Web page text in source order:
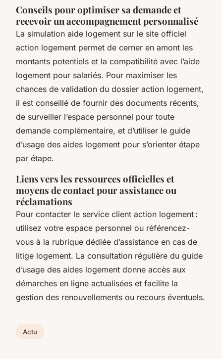
Conseils pour optimiser sa demande et
recevoir un accompagnement personnalisé
La simulation aide logement sur le site officiel
action logement permet de cerner en amont les
montants potentiels et la compatibilité avec l’aide
logement pour salariés. Pour maximiser les
chances de validation du dossier action logement,
il est conseillé de fournir des documents récents,
de surveiller l’espace personnel pour toute
demande complémentaire, et d’utiliser le guide
d’usage des aides logement pour s’orienter étape
par étape.
Liens vers les ressources officielles et
moyens de contact pour assistance ou
réclamations
Pour contacter le service client action logement :
utilisez votre espace personnel ou référencez-
vous à la rubrique dédiée d’assistance en cas de
litige logement. La consultation régulière du guide
d’usage des aides logement donne accès aux
démarches en ligne actualisées et facilite la
gestion des renouvellements ou recours éventuels.
Actu